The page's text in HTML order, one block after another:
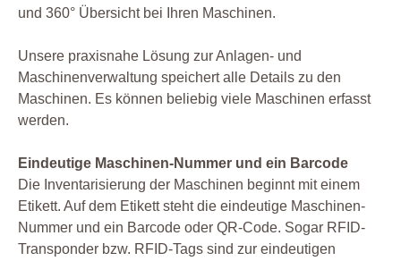
und 360° Übersicht bei Ihren Maschinen.
Unsere praxisnahe Lösung zur Anlagen- und
Maschinenverwaltung speichert alle Details zu den
Maschinen. Es können beliebig viele Maschinen erfasst
werden.
Eindeutige Maschinen-Nummer und ein Barcode
Die Inventarisierung der Maschinen beginnt mit einem
Etikett. Auf dem Etikett steht die eindeutige Maschinen-
Nummer und ein Barcode oder QR-Code. Sogar RFID-
Transponder bzw. RFID-Tags sind zur eindeutigen